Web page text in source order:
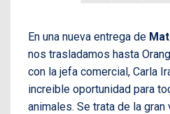
En una nueva entrega de
nos trasladamos hasta
con la jefa comercial, Carla
increible oportunidad para
animales. Se trata de la